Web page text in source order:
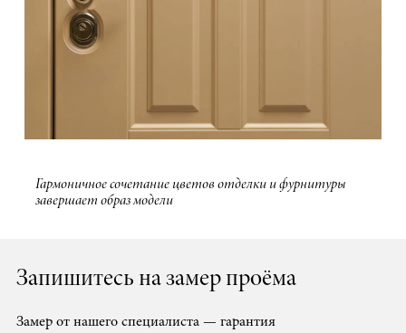
Гармоничное сочетание цветов отделки и фурнитуры
завершает образ модели
Запишитесь на замер проёма
Замер от нашего специалиста — гарантия